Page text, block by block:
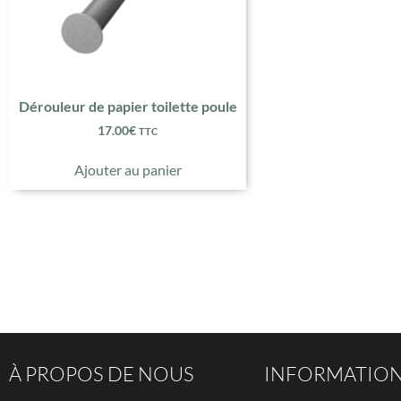
Dérouleur de papier toilette poule
17.00€ TTC
Ajouter au panier
À PROPOS DE NOUS